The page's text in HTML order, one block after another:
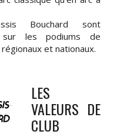
Bouchard sont
sur les podiums de
et nationaux.
LES
VALEURS DE
CLUB